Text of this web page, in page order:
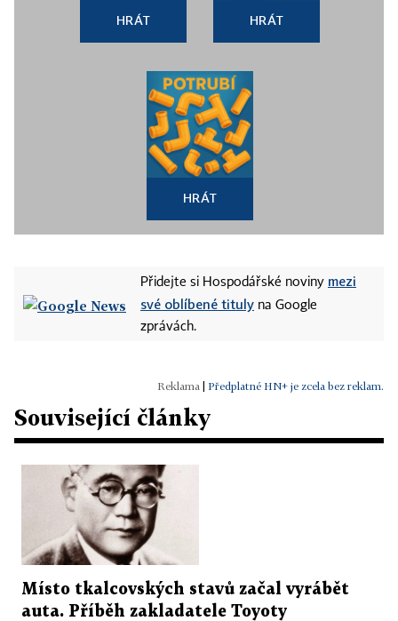
HRÁT HRÁT
HRÁT
Přidejte si Hospodářské noviny mezi
své oblíbené tituly na Google
zprávách.
Předplatné HN+ je zcela bez reklam.
Související články
Místo tkalcovských stavů začal vyrábět
auta. Příběh zakladatele Toyoty